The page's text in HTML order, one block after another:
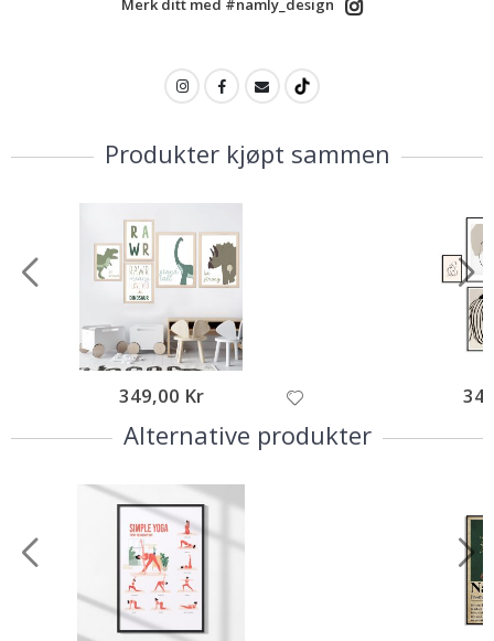
Merk ditt med #namly_design
Produkter kjøpt sammen
349,00 Kr
Alternative produkter